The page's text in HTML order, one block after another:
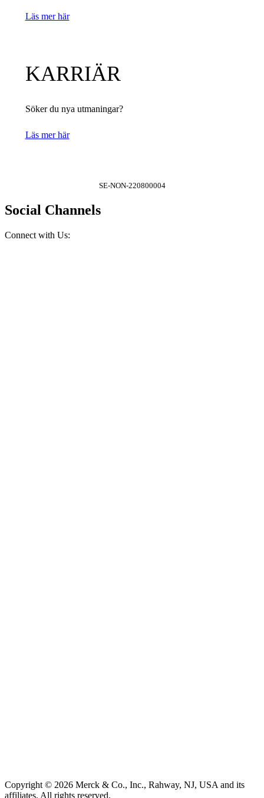
Läs mer här
KARRIÄR
Söker du nya utmaningar?
Läs mer här
SE-NON-220800004
Social Channels
Connect with Us:
Copyright © 2026 Merck & Co., Inc., Rahway, NJ, USA and its
affiliates. All rights reserved.